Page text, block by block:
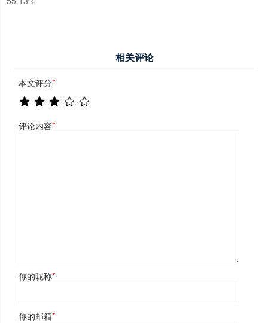
相关评论
本文评分*
评论内容*
你的昵称*
你的邮箱*